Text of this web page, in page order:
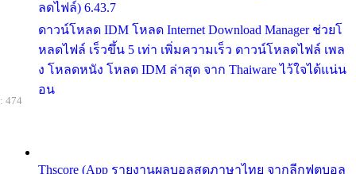
ลดไฟล์) 6.43.7
ดาวน์โหลด IDM โหลด Internet Download Manager ช่วยโ
หลดไฟล์ เร็วขึ้น 5 เท่า เพิ่มความเร็ว ดาวน์โหลดไฟล์ เพล
ง โหลดหนัง โหลด IDM ล่าสุด จาก Thaiware ไว้ใจได้แน่น
อน
Thscore (App รายงานผลบอลสดภาษาไทย จากลีกฟุตบอล
474